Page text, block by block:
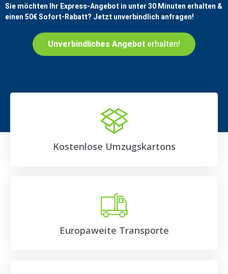
Sie möchten Ihr Express-Angebot in unter 30 Minuten erhalten &
einen50€Sofort-Rabatt? Jetzt unverbindlich anfragen!
Unverbindliches Angebot erhalten!
Kostenlose Umzugskartons
Europaweite Transporte